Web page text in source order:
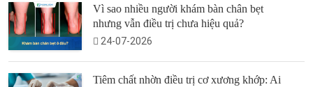
Vì sao nhiều người khám bàn chân bẹt
nhưng vẫn điều trị chưa hiệu quả?
24-07-2026
Tiêm chất nhờn điều trị cơ xương khớp: Ai